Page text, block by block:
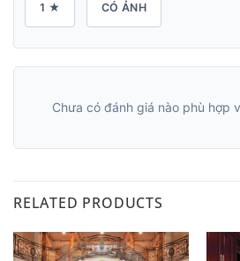
1 ★ CÓ ẢNH
Chưa có đánh giá nào phù hợp
RELATED PRODUCTS